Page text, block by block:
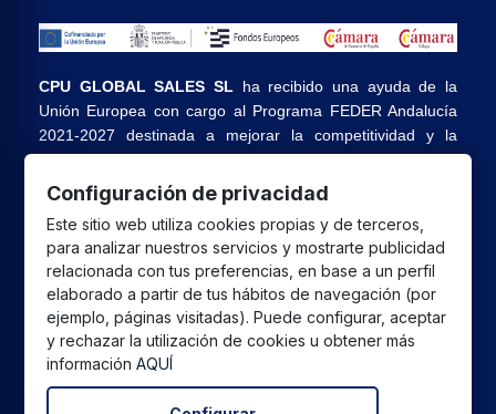
CPU GLOBAL SALES SL
ha recibido una ayuda de la
Unión Europea con cargo al Programa FEDER Andalucía
2021-2027 destinada a mejorar la competitividad y la
digitalización del sector comercial y artesano en Andalucía,
cuyo objetivo principal es la realización de proyectos para
el fomento del crecimiento y consolidación de pymes
comerciales y artesanas.
Todos los precios están expresados ​​en euros e incluyen el
IVA. | Todas las marcas, logotipos y fotos de productos son
propiedad legal de sus propietarios y sólo se muestran a
Configuración de privacidad
Este sitio web utiliza cookies propias y de terceros,
para analizar nuestros servicios y mostrarte publicidad
relacionada con tus preferencias, en base a un perfil
elaborado a partir de tus hábitos de navegación (por
ejemplo, páginas visitadas). Puede configurar, aceptar
y rechazar la utilización de cookies u obtener más
informaciónAQUÍ